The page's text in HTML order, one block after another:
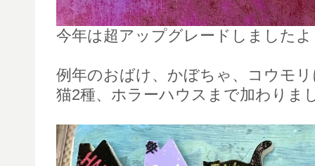
今年は超アップグレードしましたよ
例年のおばけ、かぼちゃ、コウモ
猫2種、ホラーハウスまで加わりま